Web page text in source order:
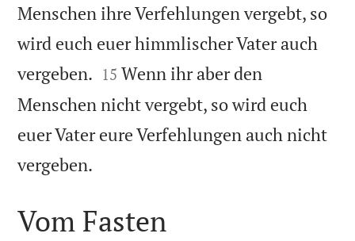
Menschen ihre Verfehlungen vergebt, so
wird euch euer himmlischer Vater auch
vergeben. 

15 Wenn ihr aber den
Menschen nicht vergebt, so wird euch
euer Vater eure Verfehlungen auch nicht
vergeben.
Vom Fasten